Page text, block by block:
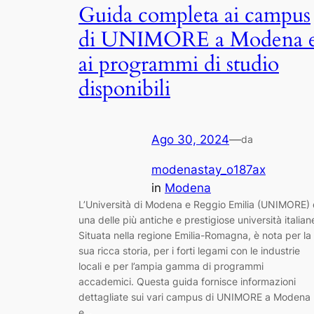
Guida completa ai campus
di UNIMORE a Modena
ai programmi di studio
disponibili
Ago 30, 2024—da
modenastay_o187ax
in Modena
L’Università di Modena e Reggio Emilia (UNIMORE)
una delle più antiche e prestigiose università
Situata nella regione Emilia-Romagna, è nota per la
sua ricca storia, per i forti legami con le industrie
locali e per l’ampia gamma di programmi
accademici. Questa guida fornisce informazioni
dettagliate sui vari campus di UNIMORE a Modena